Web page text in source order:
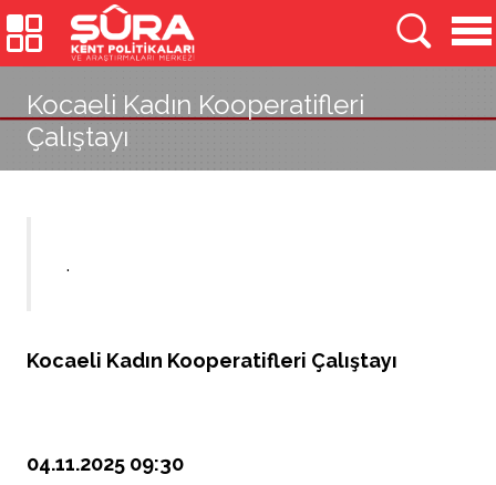
Kocaeli Kadın Kooperatifleri
Çalıştayı
.
Kocaeli Kadın Kooperatifleri Çalıştayı
04.11.2025 09:30